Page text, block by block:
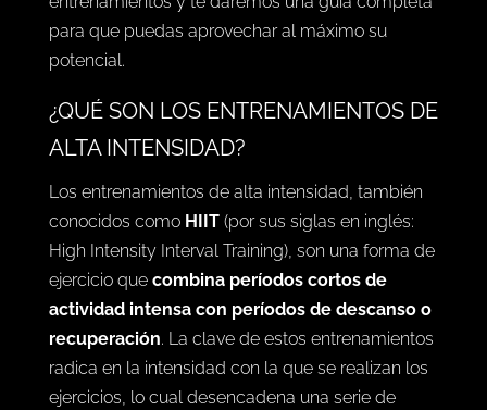
para que puedas aprovechar al máximo su
potencial.
¿QUÉ SON LOS ENTRENAMIENTOS DE
ALTA INTENSIDAD?
Los entrenamientos de alta intensidad, también
conocidos como HIIT (por sus siglas en inglés:
High Intensity Interval Training), son una forma de
ejercicio que combina períodos cortos de
actividad intensa con períodos de descanso o
recuperación. La clave de estos entrenamientos
radica en la intensidad con la que se realizan los
ejercicios, lo cual desencadena una serie de